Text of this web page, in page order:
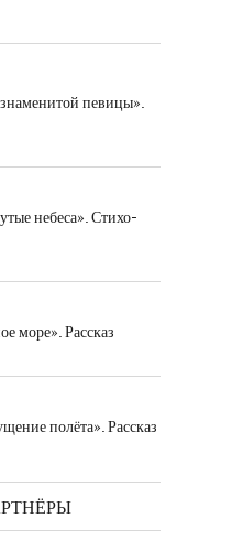
певицы».
небеса». Стихо-
море». Рассказ
полёта». Рассказ